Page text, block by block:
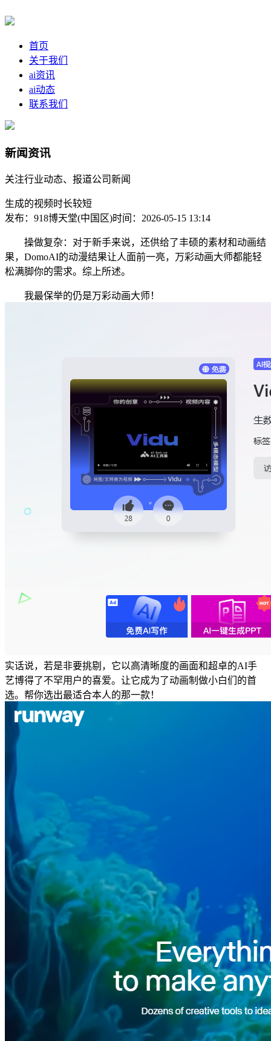
首页
关于我们
ai资讯
ai动态
联系我们
新闻资讯
关注行业动态、报道公司新闻
生成的视频时长较短
发布：918博天堂(中国区)时间：2026-05-15 13:14
操做复杂：对于新手来说，还供给了丰硕的素材和动画结
果，DomoAI的动漫结果让人面前一亮，万彩动画大师都能轻
松满脚你的需求。综上所述。
我最保举的仍是万彩动画大师！
实话说，若是非要挑剔，它以高清晰度的画面和超卓的AI手
艺博得了不罕用户的喜爱。让它成为了动画制做小白们的首
选。帮你选出最适合本人的那一款！